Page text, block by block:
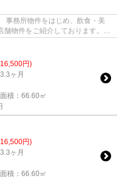
事務所物件をはじめ、飲食・美
物件をご紹介しております。
円)
ヶ月
積：66.60㎡
円)
ヶ月
積：66.60㎡